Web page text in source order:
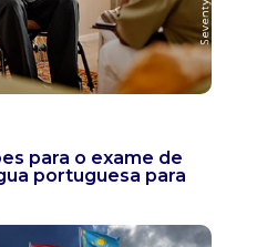
para o exame de
portuguesa para